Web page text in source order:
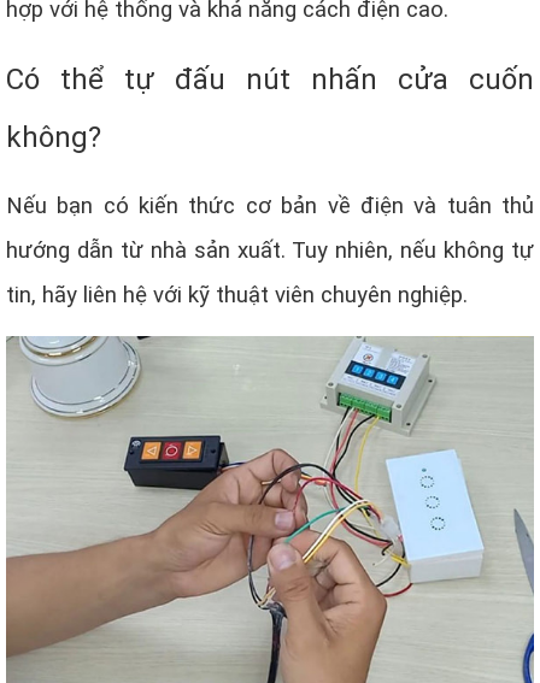
hợp với hệ thống và khả năng cách điện cao.
Có thể tự đấu nút nhấn cửa cuốn
không?
Nếu bạn có kiến thức cơ bản về điện và tuân thủ
hướng dẫn từ nhà sản xuất. Tuy nhiên, nếu không tự
tin, hãy liên hệ với kỹ thuật viên chuyên nghiệp.